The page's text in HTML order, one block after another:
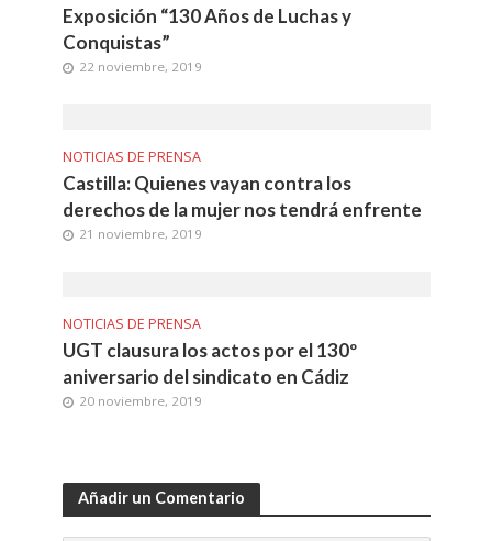
Exposición “130 Años de Luchas y
Conquistas”
22 noviembre, 2019
NOTICIAS DE PRENSA
Castilla: Quienes vayan contra los
derechos de la mujer nos tendrá enfrente
21 noviembre, 2019
NOTICIAS DE PRENSA
UGT clausura los actos por el 130º
aniversario del sindicato en Cádiz
20 noviembre, 2019
Añadir un Comentario